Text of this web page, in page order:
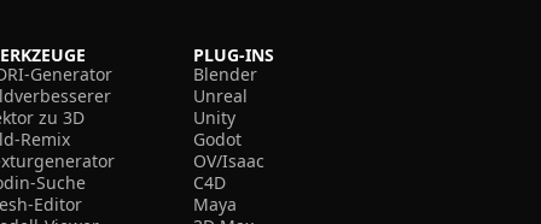
Generator
zu 3D
Remix
Suche
Editor
PLUG-INS
Blender
Unreal
Unity
Godot
OV/Isaac
C4D
Maya